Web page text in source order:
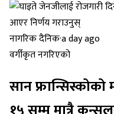
नागरिक दैनिक·a day ago
वर्गीकृत नगरिएको
सान